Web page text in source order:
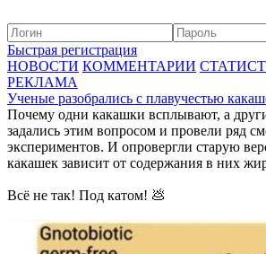
Быстрая регистрация
НОВОСТИ КОММЕНТАРИИ
РЕКЛАМА
Ученые разобрались с плавучестью
Почему одни какашки всплывают, а
задались этим вопросом и провели ряд
экспериментов. И опровергли старую
какашек зависит от содержания в них
Всё не так! Под катом! 💩